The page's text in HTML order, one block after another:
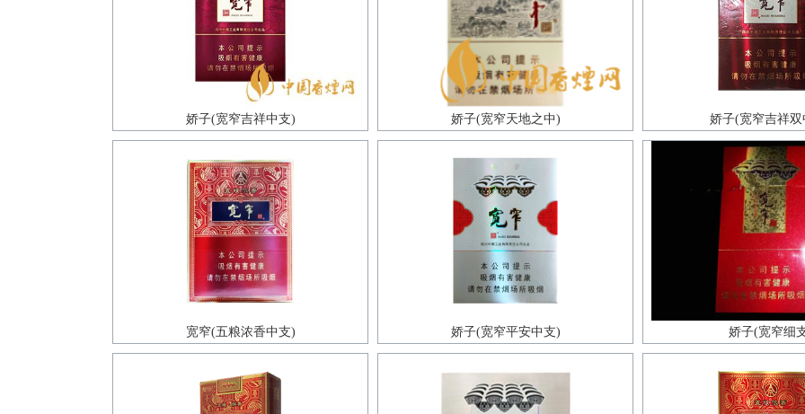
娇子(宽窄吉祥中支) 娇子(宽窄天地之中) 娇子(宽窄吉祥双
宽窄(五粮浓香中支) 娇子(宽窄平安中支) 娇子(宽窄细